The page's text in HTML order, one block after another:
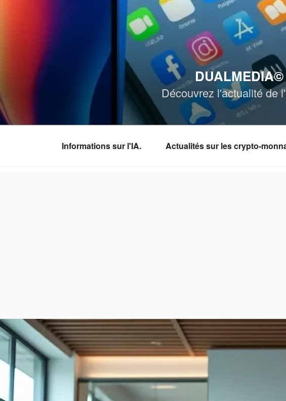
Découvrez l'actualité de
Informations sur l'IA. Actualités sur les crypto-